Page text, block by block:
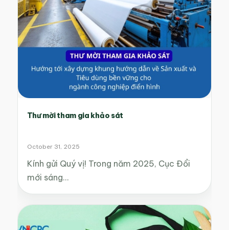
Thư mời tham gia khảo sát
October 31, 2025
Kính gửi Quý vị! Trong năm 2025, Cục Đổi
mới sáng…